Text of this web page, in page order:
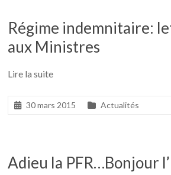
Régime indemnitaire:
aux Ministres
Lire la suite
30 mars 2015 Actualités
Adieu la PFR…Bonjour